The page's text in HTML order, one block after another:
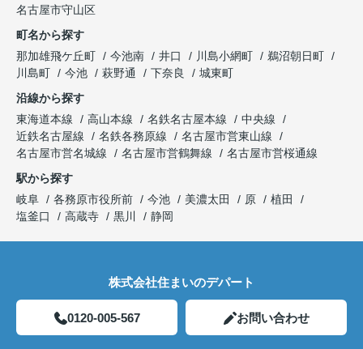
名古屋市守山区
町名から探す
那加雄飛ケ丘町
今池南 井口 川島小網町
鵜沼朝日町
川島町
今池 萩野通 下奈良
城東町
沿線から探す
東海道本線
高山本線 名鉄名古屋本線
中央線
近鉄名古屋線
名鉄各務原線
名古屋市営東山線
名古屋市営名城線
名古屋市営鶴舞線
名古屋市営桜通線
駅から探す
岐阜
各務原市役所前 今池 美濃太田 原
植田
塩釜口
高蔵寺 黒川 静岡
株式会社住まいのデパート
0120-005-567 お問い合わせ